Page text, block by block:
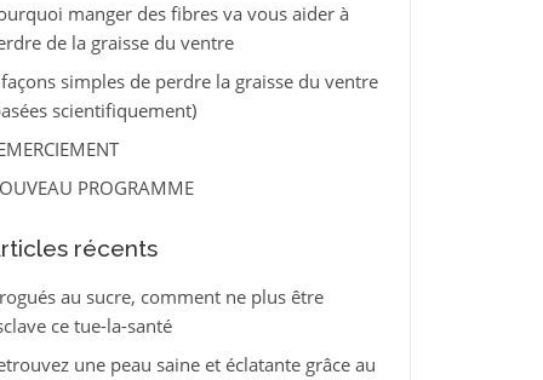
manger des fibres va vous aider à
de la graisse du ventre
simples de perdre la graisse du ventre
scientifiquement)
PROGRAMME
récents
au sucre, comment ne plus être
ce tue-la-santé
une peau saine et éclatante grâce au